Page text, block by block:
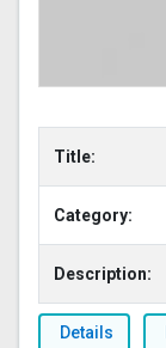
Title:
Category:
Description:
Details